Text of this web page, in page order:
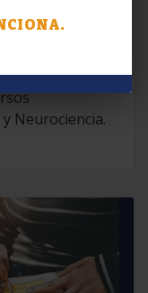
2026.
en el
Neurociencia.